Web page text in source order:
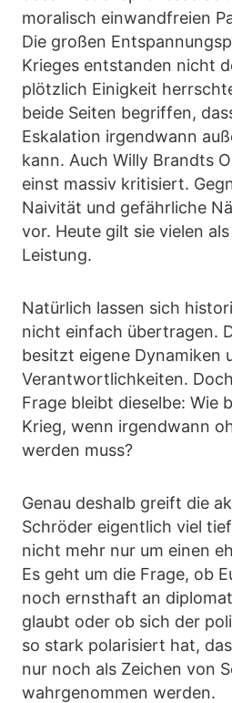
moralisch einwandfreien
Die großen
Krieges entstanden nicht
plötzlich Einigkeit
beide Seiten begriffen,
Eskalation irgendwann
kann. Auch Willy Brandts
einst massiv kritisiert.
Naivität und gefährliche
vor. Heute gilt sie vielen
Leistung.
Natürlich lassen sich
nicht einfach übertragen.
besitzt eigene Dynamiken
Verantwortlichkeiten.
Frage bleibt dieselbe: Wie
Krieg, wenn irgendwann
werden muss?
Genau deshalb greift die
Schröder eigentlich viel
nicht mehr nur um einen
Es geht um die Frage, ob
noch ernsthaft an
glaubt oder ob sich der
so stark polarisiert hat,
nur noch als Zeichen von
wahrgenommen werden.